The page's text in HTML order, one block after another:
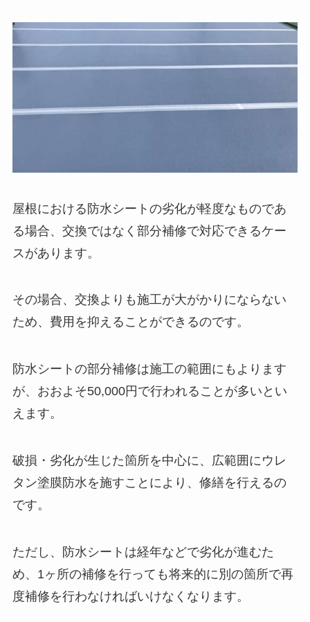
屋根における防水シートの劣化が軽度なものであ
る場合、交換ではなく部分補修で対応できるケー
スがあります。
その場合、交換よりも施工が大がかりにならない
ため、費用を抑えることができるのです。
防水シートの部分補修は施工の範囲にもよります
が、おおよそ50,000円で行われることが多いとい
えます。
破損・劣化が生じた箇所を中心に、広範囲にウレ
タン塗膜防水を施すことにより、修繕を行えるの
です。
ただし、防水シートは経年などで劣化が進むた
め、1ヶ所の補修を行っても将来的に別の箇所で再
度補修を行わなければいけなくなります。